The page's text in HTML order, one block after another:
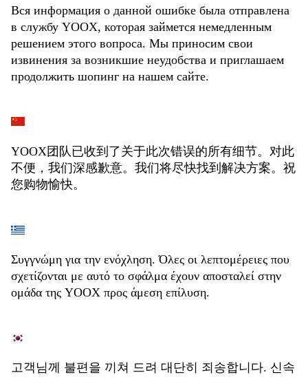
Вся информация о данной ошибке была отправлена
в службу YOOX, которая займется немедленным
решением этого вопроса. Мы приносим свои
извинения за возникшие неудобства и приглашаем
продолжить шопинг на нашем сайте.
YOOX团队已收到了关于此次错误的所有细节。对此
不便，我们深感歉意。我们将尽快找到解决方案。祝
您购物愉快。
Συγγνώμη για την ενόχληση. Όλες οι λεπτομέρειες που
σχετίζονται με αυτό το σφάλμα έχουν αποσταλεί στην
ομάδα της YOOX προς άμεση επίλυση.
고객님께 불편을 끼쳐 드려 대단히 죄송합니다. 신속